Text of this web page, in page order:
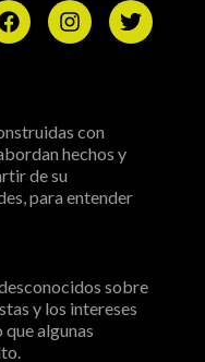
con
hechos y
de su
para entender
sobre
y los intereses
que algunas